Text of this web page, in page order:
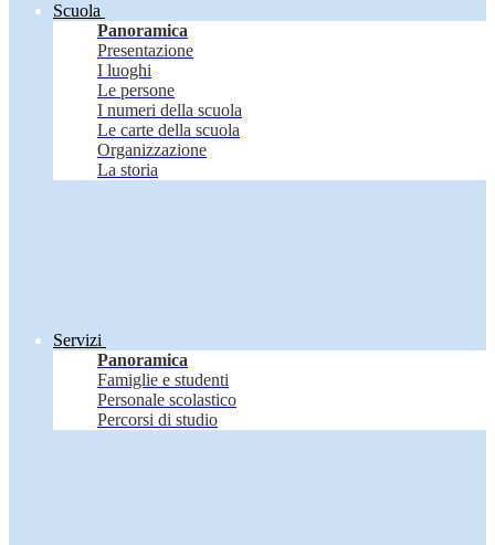
Scuola
Panoramica
Presentazione
I luoghi
Le persone
I numeri della scuola
Le carte della scuola
Organizzazione
La storia
Servizi
Panoramica
Famiglie e studenti
Personale scolastico
Percorsi di studio